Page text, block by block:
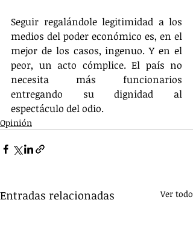
Seguir regalándole legitimidad a los
medios del poder económico es, en el
mejor de los casos, ingenuo. Y en el
peor, un acto cómplice. El país no
necesita más funcionarios
entregando su dignidad al
espectáculo del odio.
Opinión
Entradas relacionadas Ver todo